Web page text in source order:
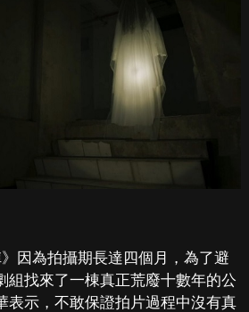
》因為拍攝期長達四個月，為了避
組找來了一棟真正荒廢十數年的公
表示，不敢保證拍片過程中沒有真